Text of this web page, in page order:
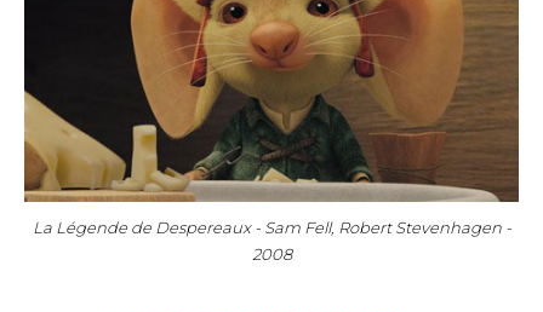
La Légende de Despereaux - Sam Fell, Robert Stevenhagen -
2008